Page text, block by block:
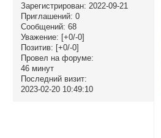
Зарегистрирован: 2022-09-21
Приглашений: 0
Сообщений: 68
Уважение: [+0/-0]
Позитив: [+0/-0]
Провел на форуме:
46 минут
Последний визит:
2023-02-20 10:49:10